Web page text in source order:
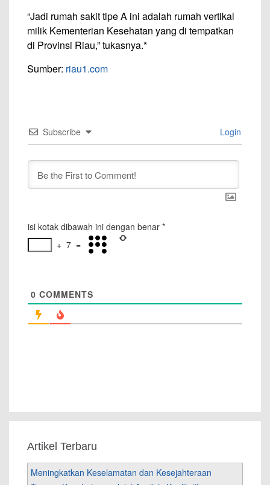
“Jadi rumah sakit tipe A ini adalah rumah vertikal
milik Kementerian Kesehatan yang di tempatkan
di Provinsi Riau,” tukasnya.*
Sumber: riau1.com
Subscribe Login
isi kotak dibawah ini dengan benar *
+ 7 =
0 COMMENTS
Artikel Terbaru
Meningkatkan Keselamatan dan Kesejahteraan